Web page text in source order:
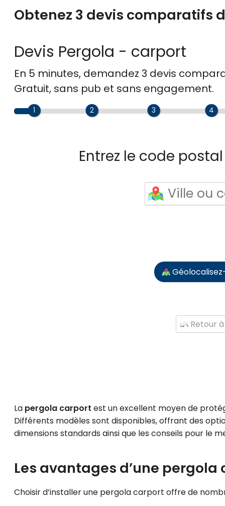
Obtenez 3 devis comparatifs
Devis Pergola - carport
En 5 minutes, demandez 3 devis
Gratuit, sans pub et sans engagement.
1 2 3 4
Entrez le code
Retour
La pergola carport est un excellent moyen de
Différents modèles sont disponibles, offrant des
dimensions standards ainsi que les conseils pour le
Les avantages d’une pergola
Choisir d’installer une pergola carport offre de